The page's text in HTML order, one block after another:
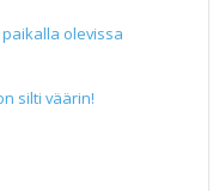
olevissa
silti väärin!